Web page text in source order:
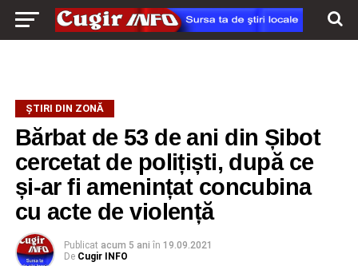
ŞTIRI DIN ZONĂ
Bărbat de 53 de ani din Șibot
cercetat de polițiști, după ce
și-ar fi amenințat concubina
cu acte de violență
Publicat acum 5 ani în 19.09.2021
De Cugir INFO